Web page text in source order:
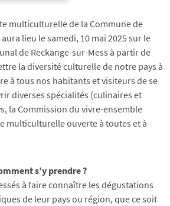
multiculturelle de la Commune de
lieu le samedi, 10 mai 2025 sur le
de Reckange-sur-Mess à partir de
la diversité culturelle de notre pays à
à tous nos habitants et visiteurs de se
diverses spécialités (culinaires et
la Commission du vivre-ensemble
multiculturelle ouverte à toutes et à
s’y prendre ?
à faire connaître les dégustations
de leur pays ou région, que ce soit